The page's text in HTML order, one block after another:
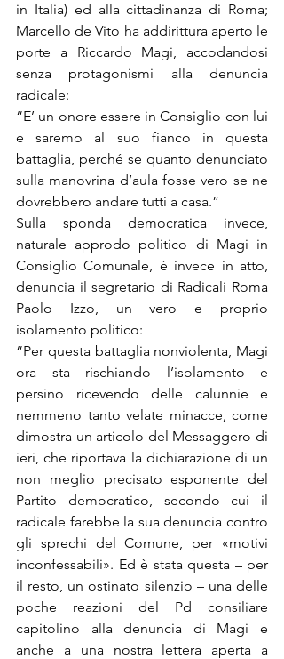
in Italia) ed alla cittadinanza di Roma;
Marcello de Vito ha addirittura aperto le
porte a Riccardo Magi, accodandosi
senza protagonismi alla denuncia
radicale:
“E’ un onore essere in Consiglio con lui
e saremo al suo fianco in questa
battaglia, perché se quanto denunciato
sulla manovrina d’aula fosse vero se ne
dovrebbero andare tutti a casa.”
Sulla sponda democratica invece,
naturale approdo politico di Magi in
Consiglio Comunale, è invece in atto,
denuncia il segretario di Radicali Roma
Paolo Izzo, un vero e proprio
isolamento politico:
“Per questa battaglia nonviolenta, Magi
ora sta rischiando l’isolamento e
persino ricevendo delle calunnie e
nemmeno tanto velate minacce, come
dimostra un articolo del Messaggero di
ieri, che riportava la dichiarazione di un
non meglio precisato esponente del
Partito democratico, secondo cui il
radicale farebbe la sua denuncia contro
gli sprechi del Comune, per «motivi
inconfessabili». Ed è stata questa – per
il resto, un ostinato silenzio – una delle
poche reazioni del Pd consiliare
capitolino alla denuncia di Magi e
anche a una nostra lettera aperta a